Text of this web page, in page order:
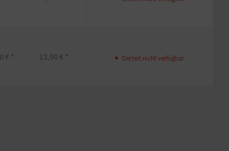
€ * 12,90 € * Derzeit nicht verfügbar.